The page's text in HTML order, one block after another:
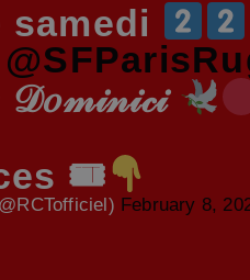
samedi
🎟
February 8,